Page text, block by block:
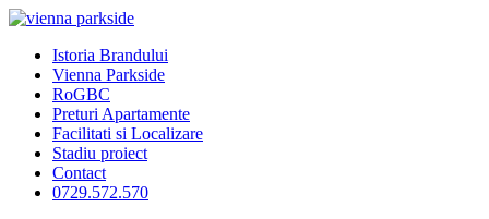
Istoria Brandului
Vienna Parkside
RoGBC
Preturi Apartamente
Facilitati si Localizare
Stadiu proiect
Contact
0729.572.570